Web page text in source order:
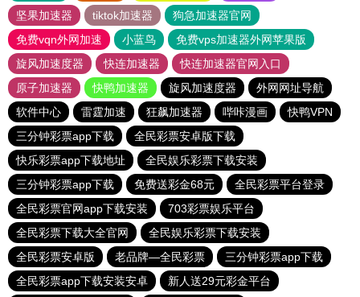
坚果加速器
tiktok加速器
狗急加速器官网
免费vqn外网加速
小蓝鸟
免费vps加速器外网苹果版
旋风加速度器
快连加速器
快连加速器官网入口
原子加速器
快鸭加速器 旋风加速度器
外网网址导航
软件中心
雷霆加速 狂飙加速器 哔咔漫画
快鸭VPN
三分钟彩票app下载
全民彩票安卓版下载
快乐彩票app下载地址
全民娱乐彩票下载安装
三分钟彩票app下载
免费送彩金68元
全民彩票平台登录
全民彩票官网app下载安装
703彩票娱乐平台
全民彩票下载大全官网
全民娱乐彩票下载安装
全民彩票安卓版
老品牌—全民彩票
三分钟彩票app下载
全民彩票app下载安装安卓
新人送29元彩金平台